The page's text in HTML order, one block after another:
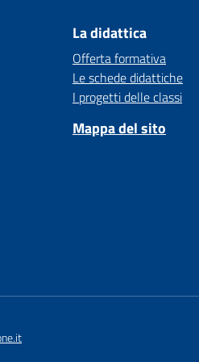
La didattica
Offerta formativa
Le schede didattiche
I progetti delle classi
Mappa del sito